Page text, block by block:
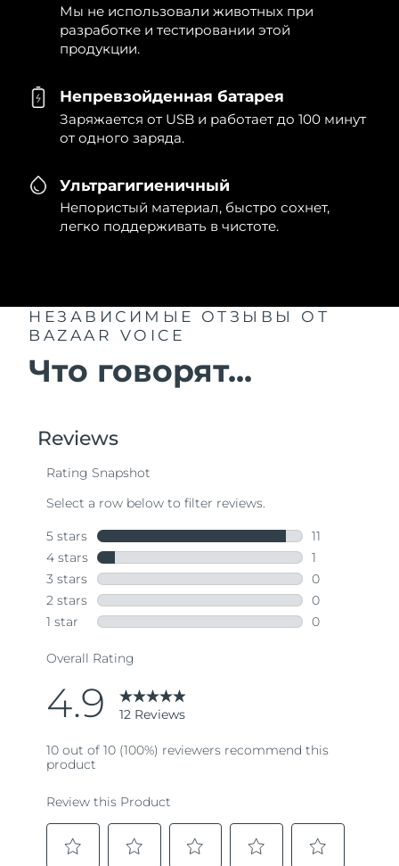
Мы не использовали животных при
разработке и тестировании этой
продукции.
Непревзойденная батарея
Заряжается от USB и работает до 100 минут
от одного заряда.
Ультрагигиеничный
Непористый материал, быстро сохнет,
легко поддерживать в чистоте.
НЕЗАВИСИМЫЕ ОТЗЫВЫ
ОТ
BAZAAR VOICE
Что говорят...